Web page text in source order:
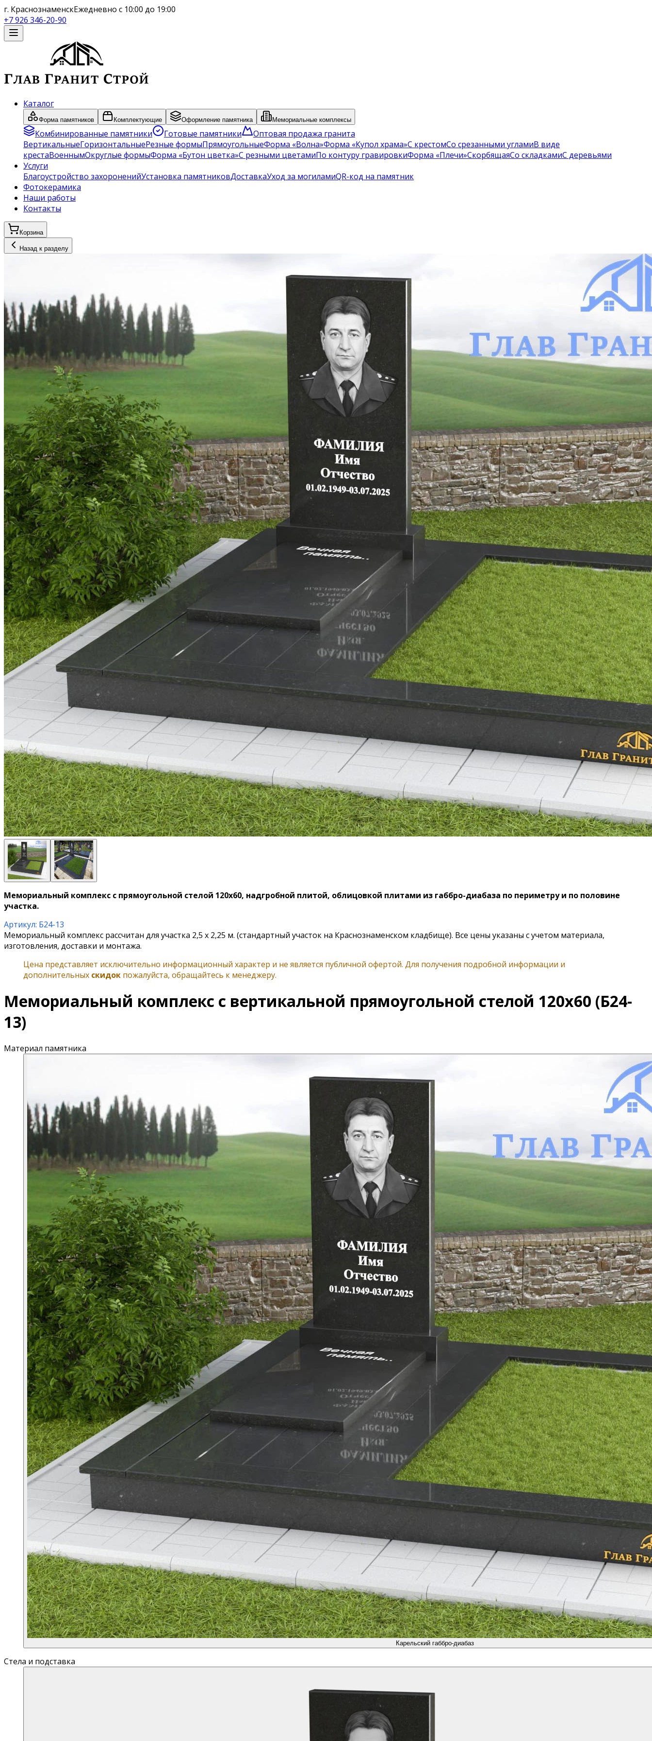
г. КраснознаменскЕжедневно с 10:00 до 19:00
+7 926 346-20-90
Каталог
Форма памятников Комплектующие Оформление памятника Мемориальные комплексы
Комбинированные памятники Готовые памятники
Оптовая продажа гранита
ВертикальныеГоризонтальныеРезные формыПрямоугольныеФорма «Волна»Форма «Купол храма»С крестомСо срезанными угламиВ виде
крестаВоеннымОкруглые формыФорма «Бутон цветка»С резными цветамиПо контуру гравировкиФорма «Плечи»СкорбящаяСо складкамиС деревьями
Услуги
Благоустройство захороненийУстановка памятниковДоставкаУход за могиламиQR-код на памятник
Фотокерамика
Наши работы
Контакты
Корзина
Назад к разделу
Мемориальный комплекс с прямоугольной стелой 120х60, надгробной плитой, облицовкой плитами из габбро-диабаза по периметру и по половине
участка.
Артикул: Б24-13
Мемориальный комплекс рассчитан для участка 2,5 х 2,25 м. (стандартный участок на Краснознаменском кладбище). Все цены указаны с учетом материала,
изготовления, доставки и монтажа.
Цена представляет исключительно информационный характер и не является публичной офертой. Для получения подробной информации и
дополнительных скидок пожалуйста, обращайтесь к менеджеру.
Мемориальный комплекс с вертикальной прямоугольной стелой 120х60 (Б24-
13)
Материал памятника
Карельский габбро-диабаз
Стела и подставка